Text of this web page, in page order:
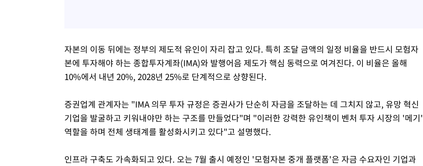
자본의 이동 뒤에는 정부의 제도적 유인이 자리 잡고 있다. 특히 조달 금액의 일정 비율을 반드시 모험자
본에 투자해야 하는 종합투자계좌(IMA)와 발행어음 제도가 핵심 동력으로 여겨진다. 이 비율은 올해
10%에서 내년 20%, 2028년 25%로 단계적으로 상향된다.
증권업계 관계자는 "IMA 의무 투자 규정은 증권사가 단순히 자금을 조달하는 데 그치지 않고, 유망 혁신
기업을 발굴하고 키워내야만 하는 구조를 만들었다"며 "이러한 강력한 유인책이 벤처 투자 시장의 '메기'
역할을 하며 전체 생태계를 활성화시키고 있다"고 설명했다.
인프라 구축도 가속화되고 있다. 오는 7월 출시 예정인 '모험자본 중개 플랫폼'은 자금 수요자인 기업과